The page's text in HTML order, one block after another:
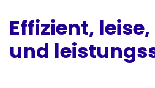
Effizient,
und